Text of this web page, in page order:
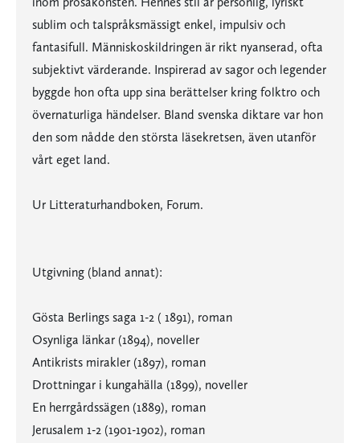
sublim och talspråksmässigt enkel, impulsiv och
fantasifull. Människoskildringen är rikt nyanserad, ofta
subjektivt värderande. Inspirerad av sagor och legender
byggde hon ofta upp sina berättelser kring folktro och
övernaturliga händelser. Bland svenska diktare var hon
den som nådde den största läsekretsen, även utanför
vårt eget land.
Ur Litteraturhandboken, Forum.
Utgivning (bland annat):
Gösta Berlings saga 1-2 ( 1891), roman
Osynliga länkar (1894), noveller
Antikrists mirakler (1897), roman
Drottningar i kungahälla (1899), noveller
En herrgårdssägen (1889), roman
Jerusalem 1-2 (1901-1902), roman